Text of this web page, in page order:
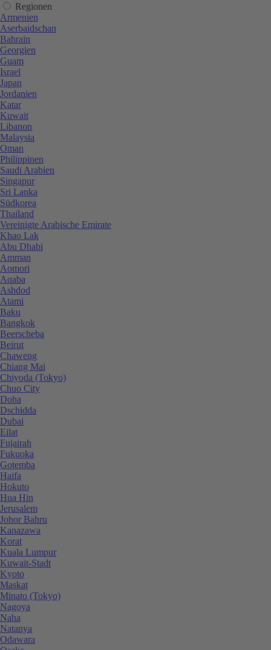
Regionen
Armenien
Aserbaidschan
Bahrain
Georgien
Guam
Israel
Japan
Jordanien
Katar
Kuwait
Libanon
Malaysia
Oman
Philippinen
Saudi Arabien
Singapur
Sri Lanka
Südkorea
Thailand
Vereinigte Arabische Emirate
Khao Lak
Abu Dhabi
Amman
Aomori
Aqaba
Ashdod
Atami
Baku
Bangkok
Beerscheba
Beirut
Chaweng
Chiang Mai
Chiyoda (Tokyo)
Chuo City
Doha
Dschidda
Dubai
Eilat
Fujairah
Fukuoka
Gotemba
Haifa
Hokuto
Hua Hin
Jerusalem
Johor Bahru
Kanazawa
Korat
Kuala Lumpur
Kuwait-Stadt
Kyoto
Maskat
Minato (Tokyo)
Nagoya
Naha
Natanya
Odawara